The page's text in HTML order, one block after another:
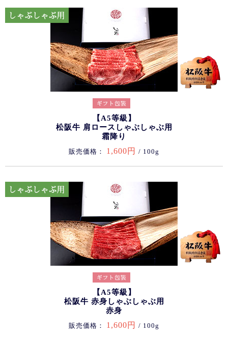
【A5等級】
松阪牛 肩ロースしゃぶしゃぶ用
霜降り
販売価格： 1,600円 / 100g
【A5等級】
松阪牛 赤身しゃぶしゃぶ用
赤身
販売価格： 1,600円 / 100g